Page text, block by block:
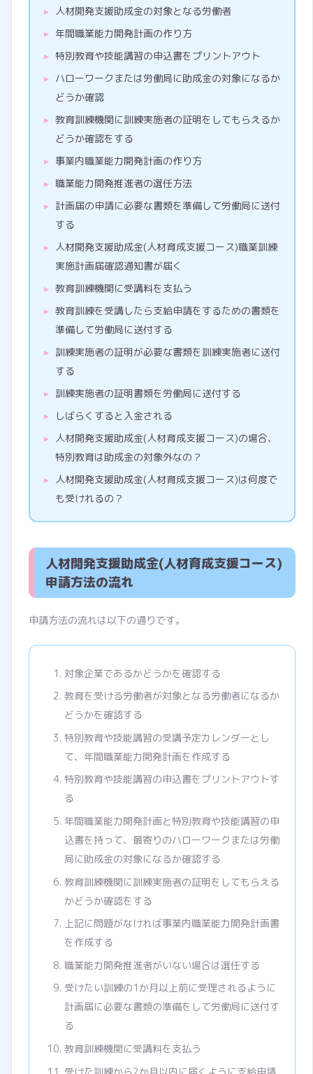
人材開発支援助成金の対象となる労働者
年間職業能力開発計画の作り方
特別教育や技能講習の申込書をプリントアウト
ハローワークまたは労働局に助成金の対象になるか
どうか確認
教育訓練機関に訓練実施者の証明をしてもらえるか
どうか確認をする
事業内職業能力開発計画の作り方
職業能力開発推進者の選任方法
計画届の申請に必要な書類を準備して労働局に送付
する
人材開発支援助成金(人材育成支援コース)職業訓練
実施計画届確認通知書が届く
教育訓練機関に受講料を支払う
教育訓練を受講したら支給申請をするための書類を
準備して労働局に送付する
訓練実施者の証明が必要な書類を訓練実施者に送付
する
訓練実施者の証明書類を労働局に送付する
しばらくすると入金される
人材開発支援助成金(人材育成支援コース)の場合、
特別教育は助成金の対象外なの？
人材開発支援助成金(人材育成支援コース)は何度で
も受けれるの？
人材開発支援助成金(人材育成支援コース)
申請方法の流れ
申請方法の流れは以下の通りです。
対象企業であるかどうかを確認する
教育を受ける労働者が対象となる労働者になるか
どうかを確認する
特別教育や技能講習の受講予定カレンダーとし
て、年間職業能力開発計画を作成する
特別教育や技能講習の申込書をプリントアウトす
る
年間職業能力開発計画と特別教育や技能講習の申
込書を持って、最寄りのハローワークまたは労働
局に助成金の対象になるか確認する
教育訓練機関に訓練実施者の証明をしてもらえる
かどうか確認をする
上記に問題がなければ事業内職業能力開発計画書
を作成する
職業能力開発推進者がいない場合は選任する
受けたい訓練の1か月以上前に受理されるように
計画届に必要な書類の準備をして労働局に送付す
る
教育訓練機関に受講料を支払う
受けた訓練から2か月以内に届くように支給申請